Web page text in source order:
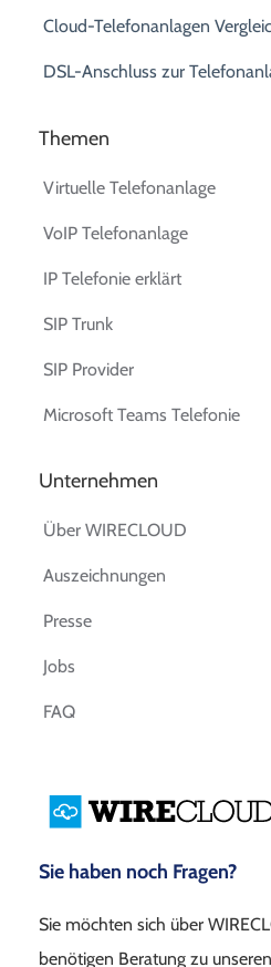
Cloud-Telefonanlagen
DSL-Anschluss zur
Themen
Virtuelle Telefonanlage
VoIP Telefonanlage
IP Telefonie erklärt
SIP Trunk
SIP Provider
Microsoft Teams Telefonie
Unternehmen
Über WIRECLOUD
Auszeichnungen
Presse
Jobs
FAQ
Sie haben noch Fragen?
Sie möchten sich über
benötigen Beratung zu